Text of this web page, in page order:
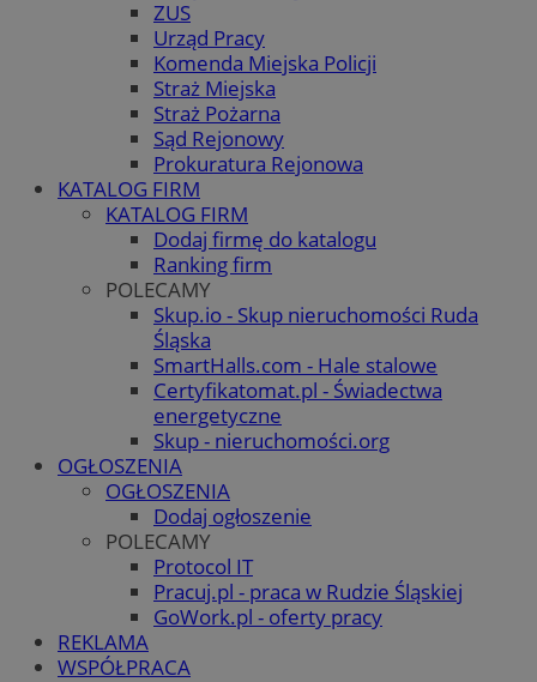
ZUS
Urząd Pracy
Komenda Miejska Policji
Straż Miejska
Straż Pożarna
Sąd Rejonowy
Prokuratura Rejonowa
KATALOG FIRM
KATALOG FIRM
Dodaj firmę do katalogu
Ranking firm
POLECAMY
Skup.io - Skup nieruchomości Ruda
Śląska
SmartHalls.com - Hale stalowe
Certyfikatomat.pl - Świadectwa
energetyczne
Skup - nieruchomości.org
OGŁOSZENIA
OGŁOSZENIA
Dodaj ogłoszenie
POLECAMY
Protocol IT
Pracuj.pl - praca w Rudzie Śląskiej
GoWork.pl - oferty pracy
REKLAMA
WSPÓŁPRACA